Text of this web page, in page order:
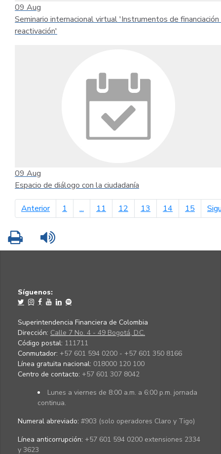
09 Aug
Seminario internacional virtual 'Instrumentos de financiación
reactivación'
09 Aug
Espacio de diálogo con la ciudadanía
Anteriorpágina anterior
1 ... 11 12 13 14 15
Imprimir
Síguenos:
Superintendencia Financiera de Colombia
Dirección: Calle 7 No. 4 - 49 Bogotá, D.C.
Código postal: 111711
Conmutador: +57 601 594 0200 - +57 601 350 8166
Línea gratuita nacional: 018000 120 100
Centro de contacto: +57 601 307 8042
Lunes a viernes de 8:00 a.m. a 6:00 p.m. jornada
continua.
Numeral abreviado: #903 (solo operadores Claro y Tigo)
Línea anticorrupción: +57 601 594 0200 extensiones 2334
y 3623